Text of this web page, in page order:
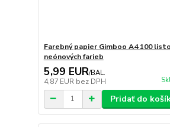
Farebný papier Gimboo A4 100
neónových farieb
5,99 EUR/BAL.
4,87 EUR bez DPH
Pridať do